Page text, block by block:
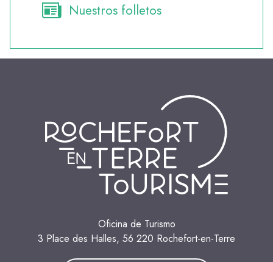
Nuestros folletos
Oficina de Turismo
3 Place des Halles, 56 220 Rochefort-en-Terre